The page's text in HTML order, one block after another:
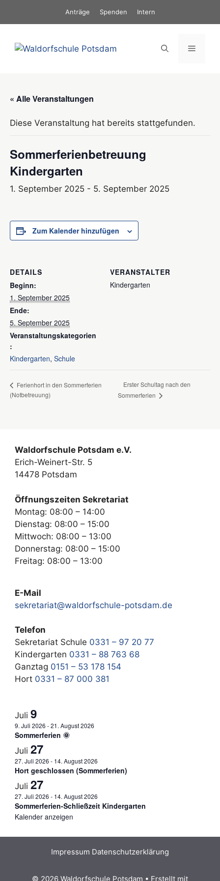
Anträge Spenden Intern
Menü
« Alle Veranstaltungen
Diese Veranstaltung hat bereits stattgefunden.
Sommerferienbetreuung
Kindergarten
1. September 2025 - 5. September 2025
Zum Kalender hinzufügen
DETAILS
Beginn:
1. September 2025
Ende:
5. September 2025
Veranstaltungskategorien
:
Kindergarten, Schule
VERANSTALTER
Kindergarten
Ferienhort in den Sommerferien
(Notbetreuung)
Erster Schultag nach den
Sommerferien
Waldorfschule Potsdam e.V.
Erich-Weinert-Str. 5
14478 Potsdam
Öffnungszeiten Sekretariat
Montag: 08:00 – 14:00
Dienstag: 08:00 – 15:00
Mittwoch: 08:00 – 13:00
Donnerstag: 08:00 – 15:00
Freitag: 08:00 – 13:00
E-Mail
sekretariat@waldorfschule-potsdam.de
Telefon
Sekretariat Schule 0331 – 97 20 77
Kindergarten 0331 – 88 763 68
Ganztag 0151 – 53 178 154
Hort 0331 – 87 000 381
Juli 9
9. Juli 2026 -21. August 2026
Sommerferien 🌞
Juli 27
27. Juli 2026 - 14. August 2026
Hort geschlossen (Sommerferien)
Juli 27
27. Juli 2026 - 14. August 2026
Sommerferien-Schließzeit Kindergarten
Kalender anzeigen
Impressum Datenschutzerklärung
© 2026 Waldorfschule Potsdam • Erstellt mit